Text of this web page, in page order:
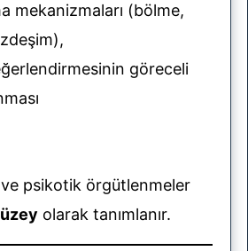
mekanizmaları (bölme,
göreceli
psikotik örgütlenmeler
olarak tanımlanır.